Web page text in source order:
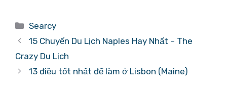
Danh
mục
Searcy
15 Chuyến Du Lịch Naples Hay Nhất – The
Crazy Du Lịch
13 điều tốt nhất để làm ở Lisbon (Maine)